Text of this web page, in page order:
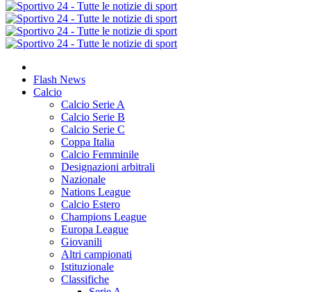
Flash News
Calcio
Calcio Serie A
Calcio Serie B
Calcio Serie C
Coppa Italia
Calcio Femminile
Designazioni arbitrali
Nazionale
Nations League
Calcio Estero
Champions League
Europa League
Giovanili
Altri campionati
Istituzionale
Classifiche